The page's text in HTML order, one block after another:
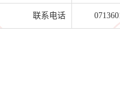
联系电话